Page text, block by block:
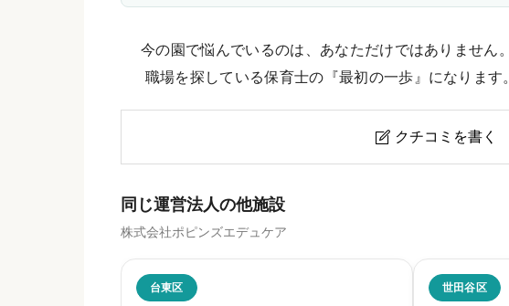
今の園で悩んでいるのは、あなただけではありません
職場を探している保育士の『最初の一歩』になります
 クチコミを書く
ニックネーム 任意
同じ運営法人の他施設
株式会社ポピンズエデュケア
台東区 世田谷区